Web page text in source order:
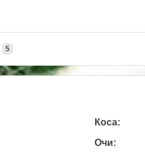
5
Коса:
Очи: